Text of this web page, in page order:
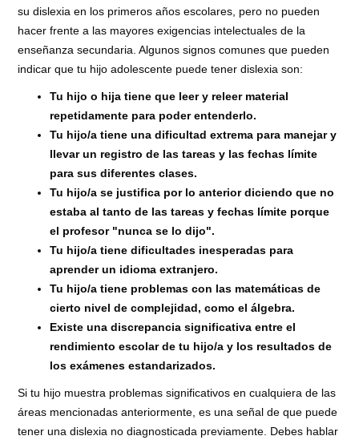
su dislexia en los primeros años escolares, pero no pueden
hacer frente a las mayores exigencias intelectuales de la
enseñanza secundaria. Algunos signos comunes que pueden
indicar que tu hijo adolescente puede tener dislexia son:
Tu hijo o hija tiene que leer y releer material
repetidamente para poder entenderlo.
Tu hijo/a tiene una dificultad extrema para manejar y
llevar un registro de las tareas y las fechas límite
para sus diferentes clases.
Tu hijo/a se justifica por lo anterior diciendo que no
estaba al tanto de las tareas y fechas límite porque
el profesor "nunca se lo dijo".
Tu hijo/a tiene dificultades inesperadas para
aprender un idioma extranjero.
Tu hijo/a tiene problemas con las matemáticas de
cierto nivel de complejidad, como el álgebra.
Existe una discrepancia significativa entre el
rendimiento escolar de tu hijo/a y los resultados de
los exámenes estandarizados.
Si tu hijo muestra problemas significativos en cualquiera de las
áreas mencionadas anteriormente, es una señal de que puede
tener una dislexia no diagnosticada previamente. Debes hablar